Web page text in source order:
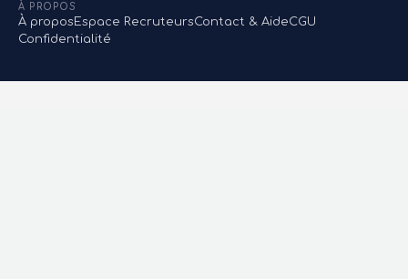
À PROPOS
À propos Espace RecruteursContact & AideCGU
Confidentialité